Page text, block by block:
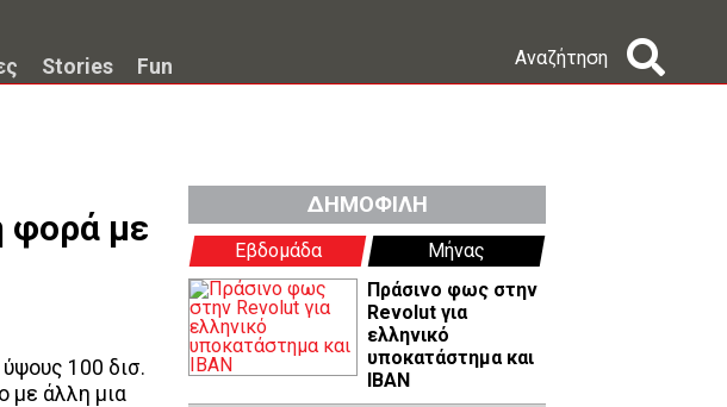
Stories Fun Αναζήτηση
φορά με
100 δισ.
με άλλη μια
ΔΗΜΟΦΙΛΗ
Εβδομάδα
Μήνας
Πράσινο φως στην
Revolut για
ελληνικό
υποκατάστημα και
IBAN